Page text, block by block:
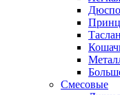
Дюспо
Принц
Таслан
Смесовые